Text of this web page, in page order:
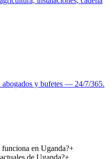
y bufetes — 24/7/365.
en Uganda?+
de Uganda?+